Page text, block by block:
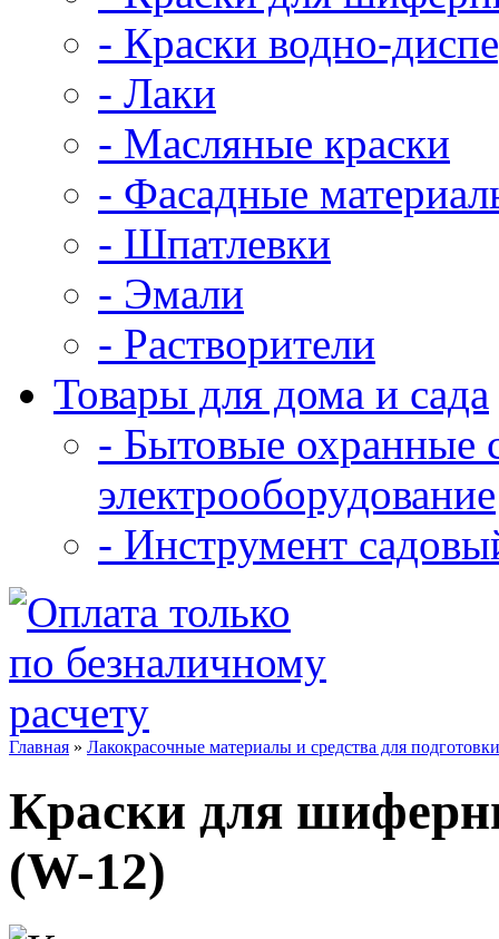
- Краски водно-
- Лаки
- Масляные краски
- Фасадные
- Шпатлевки
- Эмали
- Растворители
Товары для дома и сада
- Бытовые охранные
электрооборудование
- Инструмент
Главная » Лакокрасочные материалы и средства для
Краски для
(W-12)